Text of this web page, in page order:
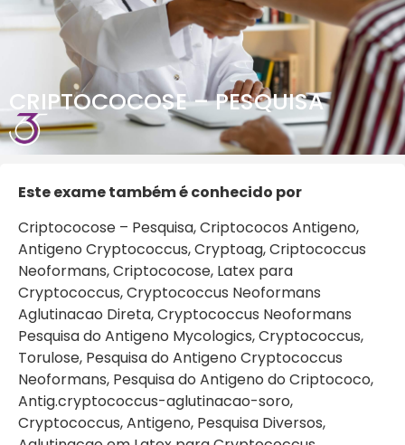
CRIPTOCOCOSE – PESQUISA
Este exame também é conhecido por
Criptococose – Pesquisa, Criptococos Antigeno,
Antigeno Cryptococcus, Cryptoag, Criptococcus
Neoformans, Criptococose, Latex para
Cryptococcus, Cryptococcus Neoformans
Aglutinacao Direta, Cryptococcus Neoformans
Pesquisa do Antigeno Mycologics, Cryptococcus,
Torulose, Pesquisa do Antigeno Cryptococcus
Neoformans, Pesquisa do Antigeno do Criptococo,
Antig.cryptococcus-aglutinacao-soro,
Cryptococcus, Antigeno, Pesquisa Diversos,